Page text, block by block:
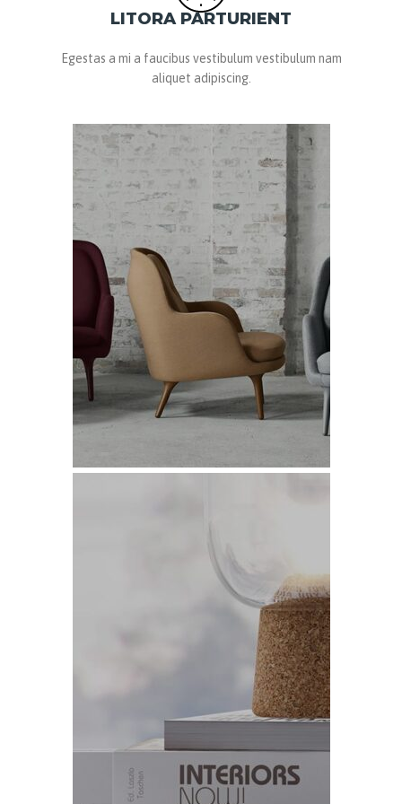
LITORA PARTURIENT
Egestas a mi a faucibus vestibulum vestibulum nam
aliquet adipiscing.